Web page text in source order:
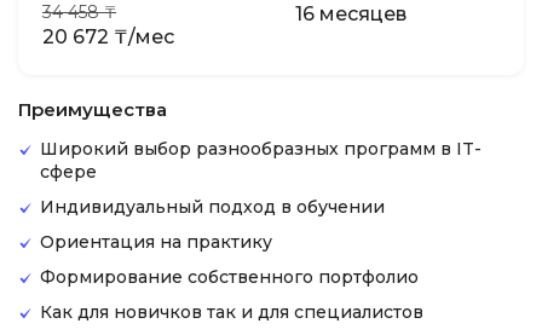
34 458 ₸
20 672 ₸/мес
16 месяцев
Преимущества
Широкий выбор разнообразных программ в IT-
сфере
Индивидуальный подход в обучении
Ориентация на практику
Формирование собственного портфолио
Как для новичков так и для специалистов